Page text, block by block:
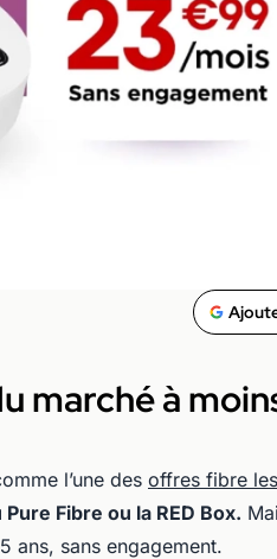
marché à
l’une des offres fibre
Pure Fibre ou la RED Box.
ans, sans engagement.